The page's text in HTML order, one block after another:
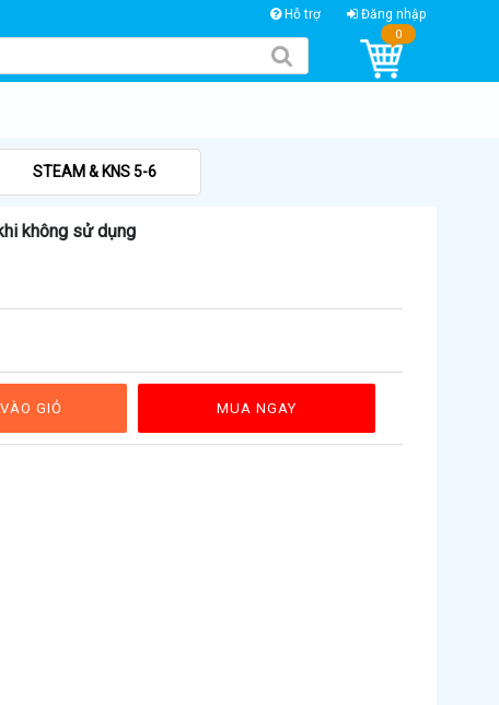
Hỗ trợ Đăng nhập
0
STEAM & KNS 5-6
không sử dụng
GIỎ MUA NGAY